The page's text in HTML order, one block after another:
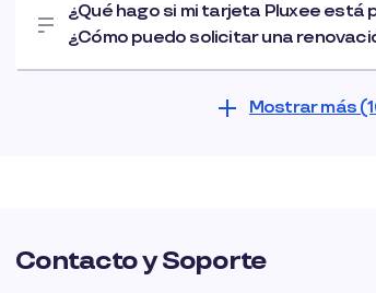
¿Qué hago si mi tarjeta Pluxee está
¿Cómo puedo solicitar una
Mostrar más
Contacto y Soporte